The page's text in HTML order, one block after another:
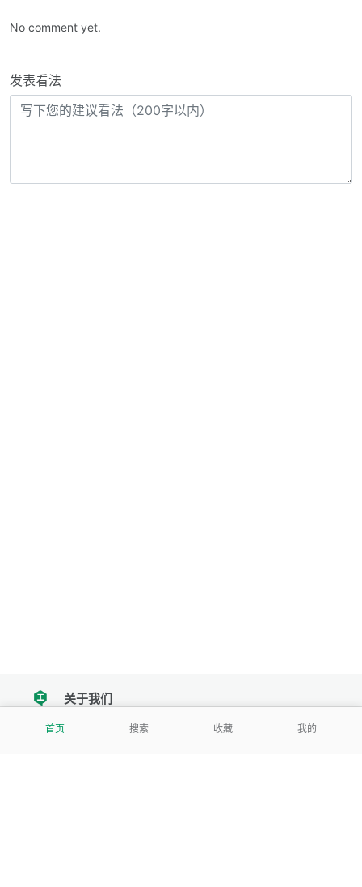
No comment yet.
发表看法
首页 搜索 收藏 我的
tencent关于我们
我们努力把每一个工具做成批量处理的产品